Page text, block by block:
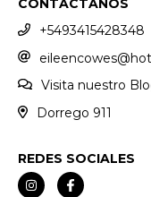
CONTACTANOS
+5493415428348
Visita nuestro
Dorrego 911
REDES SOCIALES